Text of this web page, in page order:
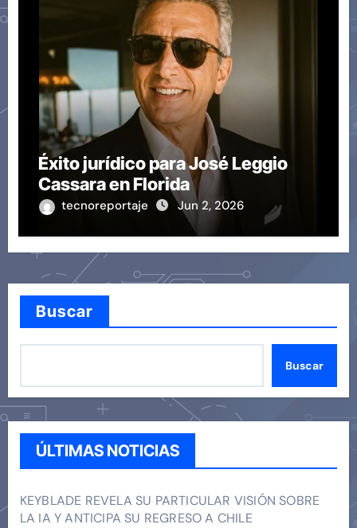
Éxito jurídico para José Leggio
Cassara en Florida
tecnoreportaje Jun 2, 2026
Buscar
Buscar
ÚLTIMAS NOTICIAS
KEYBLADE REVELA SU PARTICULAR VISIÓN SOBRE
LA IA Y ANTICIPA SU REGRESO A CHILE